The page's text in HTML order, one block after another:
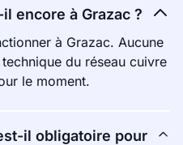
encore à Grazac ?
à Grazac. Aucune
du réseau cuivre
le moment.
il obligatoire pour